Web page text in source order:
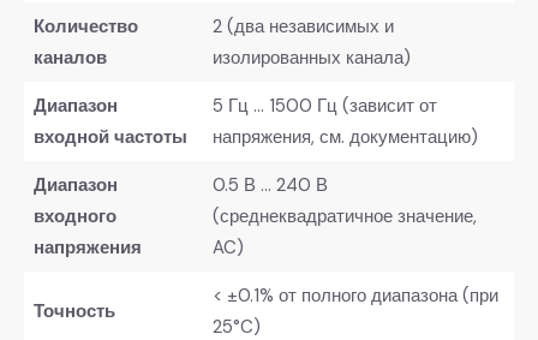
Количество
каналов
2 (два независимых и
изолированных канала)
Диапазон
входной частоты
5 Гц … 1500 Гц (зависит от
напряжения, см. документацию)
Диапазон
входного
напряжения
0.5 В … 240 В
(среднеквадратичное значение,
AC)
Точность
< ±0.1% от полного диапазона (при
25°C)